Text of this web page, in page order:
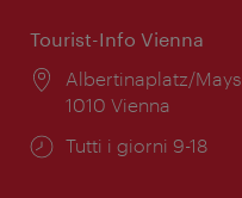
Tourist-Info Vienna
Posizione:
Albertinaplatz/
1010 Vienna
Orari
Tutti i giorni 9-18